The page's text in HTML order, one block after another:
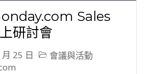
Sales
研討會
25 日
會議與活動